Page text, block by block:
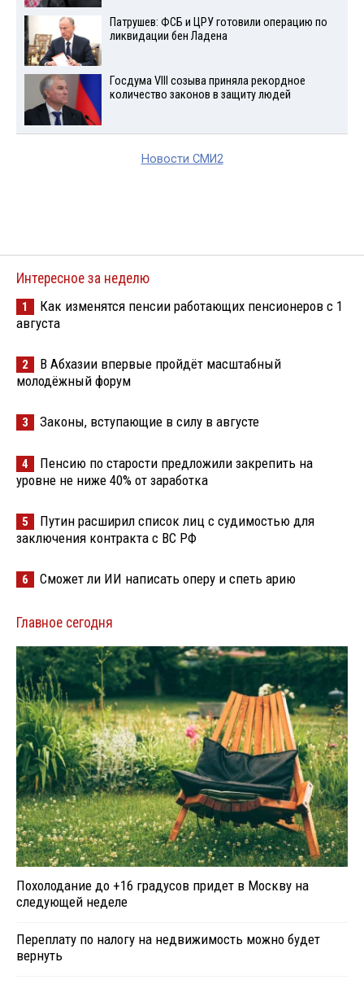
Патрушев: ФСБ и ЦРУ готовили операцию по
ликвидации бен Ладена
Госдума VIII созыва приняла рекордное
количество законов в защиту людей
Новости СМИ2
Интересное за неделю
1
Как изменятся пенсии работающих пенсионеров с 1
августа
2
В Абхазии впервые пройдёт масштабный
молодёжный форум
3 Законы, вступающие в силу в августе
4
Пенсию по старости предложили закрепить на
уровне не ниже 40% от заработка
5
Путин расширил список лиц с судимостью для
заключения контракта с ВС РФ
6 Сможет ли ИИ написать оперу и спеть арию
Главное сегодня
Похолодание до +16 градусов придет в Москву на
следующей неделе
Переплату по налогу на недвижимость можно будет
вернуть